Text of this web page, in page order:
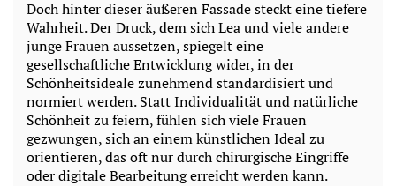
Doch hinter dieser äußeren Fassade steckt eine tiefere
Wahrheit. Der Druck, dem sich Lea und viele andere
junge Frauen aussetzen, spiegelt eine
gesellschaftliche Entwicklung wider, in der
Schönheitsideale zunehmend standardisiert und
normiert werden. Statt Individualität und natürliche
Schönheit zu feiern, fühlen sich viele Frauen
gezwungen, sich an einem künstlichen Ideal zu
orientieren, das oft nur durch chirurgische Eingriffe
oder digitale Bearbeitung erreicht werden kann.